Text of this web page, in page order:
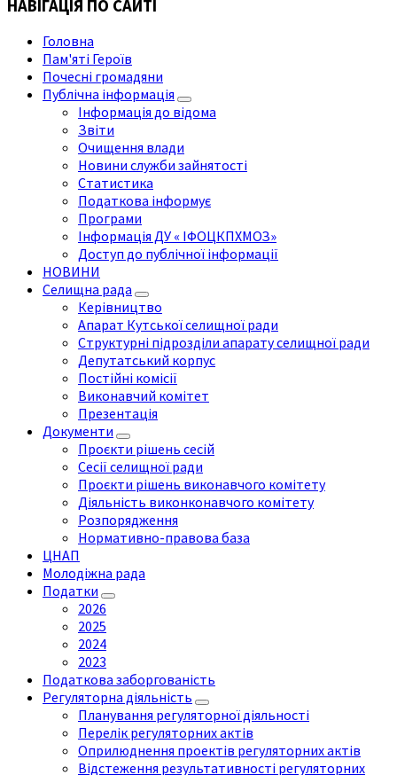
НАВІГАЦІЯ ПО САЙТІ
Головна
Пам'яті Героїв
Почесні громадяни
Публічна інформація
Інформація до відома
Звіти
Очищення влади
Новини служби зайнятості
Статистика
Податкова інформує
Програми
Інформація ДУ « ІФОЦКПХМОЗ»
Доступ до публічної інформації
НОВИНИ
Селищна рада
Керівництво
Апарат Кутської селищної ради
Структурні підрозділи апарату селищної ради
Депутатський корпус
Постійні комісії
Виконавчий комітет
Презентація
Документи
Проєкти рішень сесій
Сесії селищної ради
Проєкти рішень виконавчого комітету
Діяльність виконконавчого комітету
Розпорядження
Нормативно-правова база
ЦНАП
Молодіжна рада
Податки
2026
2025
2024
2023
Податкова заборгованість
Регуляторна діяльність
Планування регуляторної діяльності
Перелік регуляторних актів
Оприлюднення проектів регуляторних актів
Відстеження результативності регуляторних